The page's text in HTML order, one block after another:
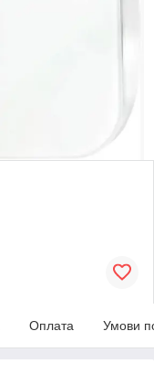
Оплата Умови